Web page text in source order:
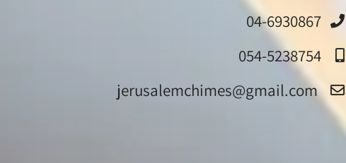
04-6930867
054-5238754
jerusalemchimes@gmail.com‏